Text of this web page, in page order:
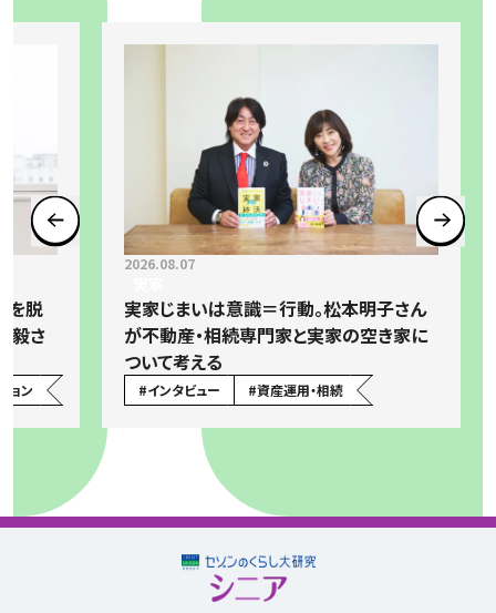
2026.08.07
実家じまいは意識＝行動。松本明子さん
が不動産・相続専門家と実家の空き家に
ついて考える
#インタビュー #資産運用・相続
を脱
毅さ
ョン